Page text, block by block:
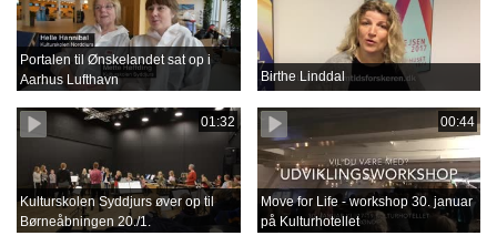
Portalen til Ønskelandet sat op i
Aarhus Lufthavn
Birthe Linddal
01:32
Kulturskolen Syddjurs øver op til
Børneåbningen 20./1.
00:44
Move for Life - workshop 30. januar
på Kulturhotellet